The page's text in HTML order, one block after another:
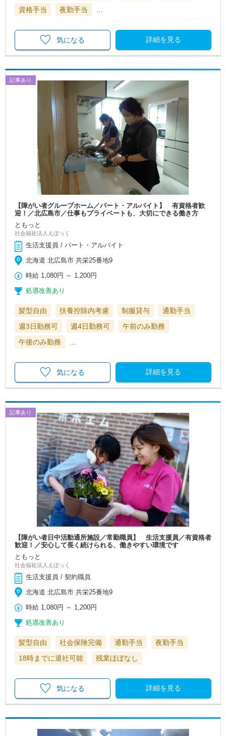
資格手当
夜勤手当 …
詳細を見る
気になる
記事あり
【障がい者グループホーム／パート・アルバイト】 有資格者歓
迎！／北広島市／仕事もプライベートも、大切にできる働き方
ともっと
社会福祉法人えぽっく
生活支援員 / パート・アルバイト
北海道 北広島市 共栄25番地9
時給 1,080円 ～ 1,200円
処遇改善あり
髪型自由 扶養控除内考慮 制服貸与
通勤手当
週3日勤務可
週4日勤務可
午前のみ勤務
午後のみ勤務
詳細を見る
気になる
記事あり
【障がい者日中活動通所施設／常勤職員】 生活支援員／有資格者
歓迎！／安心して長く続けられる、働きやすい環境です
ともっと
社会福祉法人えぽっく
生活支援員 / 契約職員
北海道 北広島市 共栄25番地9
時給 1,080円 ～ 1,200円
処遇改善あり
髪型自由 社会保険完備 通勤手当
夜勤手当
18時までに退社可能
残業ほぼなし
詳細を見る
気になる